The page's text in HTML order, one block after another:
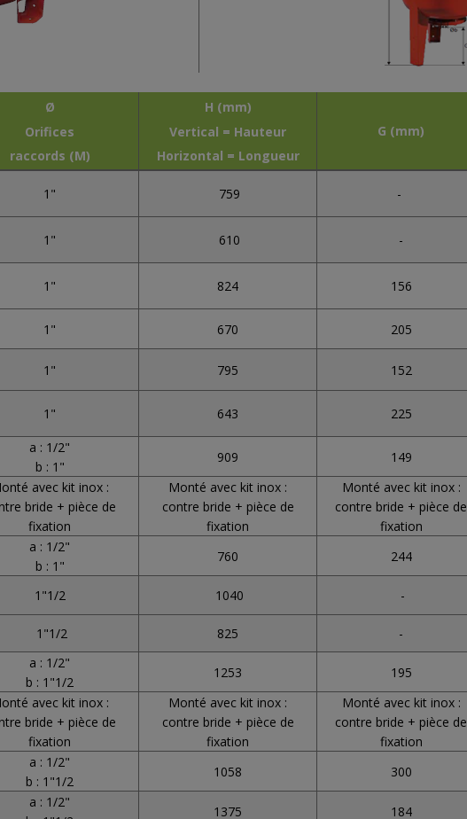
Ø
Orifices
raccords (M)
H (mm)
Vertical = Hauteur
Horizontal = Longueur
G (mm)
1" 759 -
1" 610 -
1" 824 156
1" 670 205
1" 795 152
1" 643 225
a : 1/2"
b : 1"
909 149
avec kit inox :
bride + pièce de
fixation
Monté avec kit inox :
contre bride + pièce de
fixation
Monté avec kit inox :
contre bride + pièce de
fixation
a : 1/2"
b : 1"
760 244
1"1/2 1040 -
1"1/2 825 -
a : 1/2"
b : 1"1/2
1253 195
avec kit inox :
bride + pièce de
fixation
Monté avec kit inox :
contre bride + pièce de
fixation
Monté avec kit inox :
contre bride + pièce de
fixation
a : 1/2"
b : 1"1/2
1058 300
a : 1/2"
1375 184